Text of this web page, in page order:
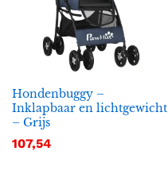
Hondenbuggy –
Inklapbaar en lichtgewicht
– Grijs
107,54